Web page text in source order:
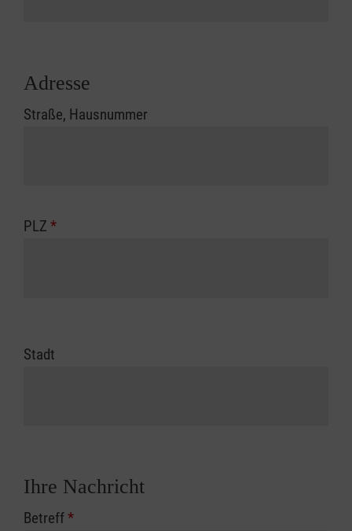
Adresse
Straße, Hausnummer
PLZ *
Stadt
Ihre Nachricht
Betreff*